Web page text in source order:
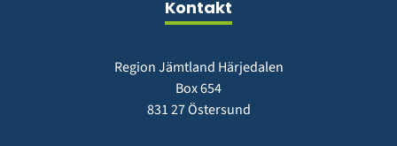
Kontakt
Region Jämtland Härjedalen
Box 654
831 27 Östersund